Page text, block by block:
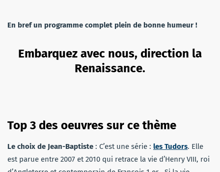
En bref un programme complet plein de bonne humeur !
Embarquez avec nous, direction la
Renaissance.
Top 3 des oeuvres sur ce thème
Le choix de Jean-Baptiste : C’est une série : les Tudors. Elle
est parue entre 2007 et 2010 qui retrace la vie d’Henry VIII, roi